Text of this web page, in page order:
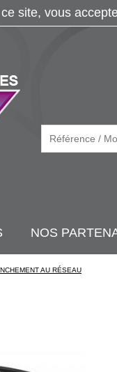
NOS
AU RÉSEAU
site, vous